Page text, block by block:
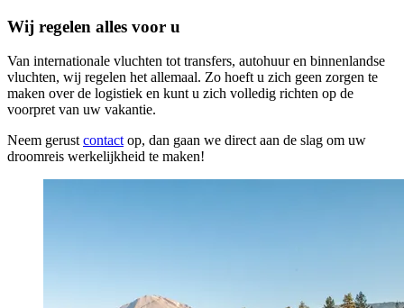
Wij regelen alles voor u
Van internationale vluchten tot transfers, autohuur en binnenlandse
vluchten, wij regelen het allemaal. Zo hoeft u zich geen zorgen te
maken over de logistiek en kunt u zich volledig richten op de
voorpret van uw vakantie.
Neem gerust contact op, dan gaan we direct aan de slag om uw
droomreis werkelijkheid te maken!